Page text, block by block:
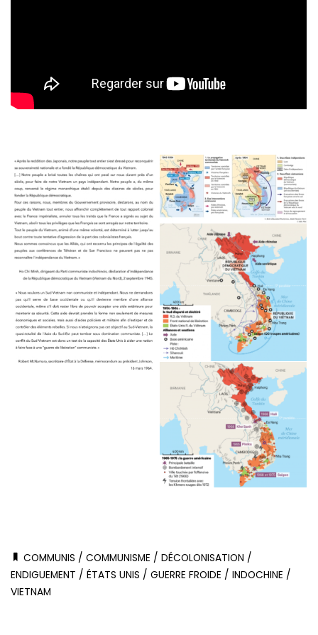
COMMUNIS /COMMUNISME /DÉCOLONISATION /
ENDIGUEMENT /ÉTATS UNIS /GUERRE FROIDE /INDOCHINE /
VIETNAM